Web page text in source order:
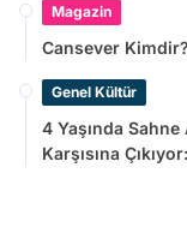
Magazin
Cansever
Genel Kültür
4 Yaşında
Karşısına